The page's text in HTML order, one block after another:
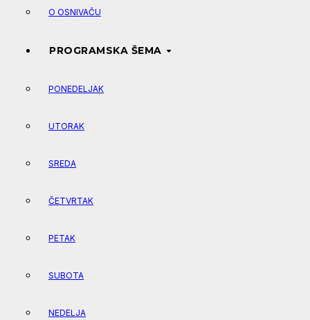
O OSNIVAČU
PROGRAMSKA ŠEMA
PONEDELJAK
UTORAK
SREDA
ČETVRTAK
PETAK
SUBOTA
NEDELJA